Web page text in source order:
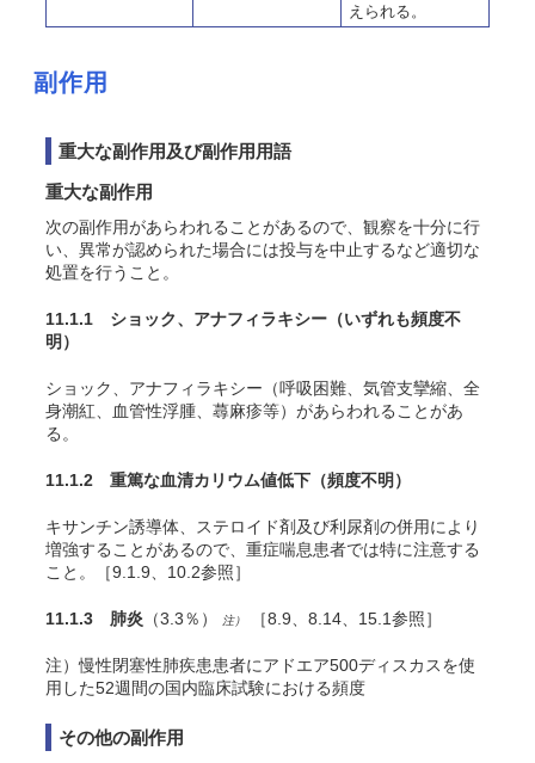
えられる。
副作用
重大な副作用及び副作用用語
重大な副作用
次の副作用があらわれることがあるので、観察を十分に行
い、異常が認められた場合には投与を中止するなど適切な
処置を行うこと。
11.1.1 ショック、アナフィラキシー （いずれも頻度不
明）
ショック、アナフィラキシー（呼吸困難、気管支攣縮、全
身潮紅、血管性浮腫、蕁麻疹等）があらわれることがあ
る。
11.1.2 重篤な血清カリウム値低下 （頻度不明）
キサンチン誘導体、ステロイド剤及び利尿剤の併用により
増強することがあるので、重症喘息患者では特に注意する
こと。［9.1.9、10.2参照］
11.1.3 肺炎 （3.3％） 注） ［8.9、8.14、15.1参照］
注）慢性閉塞性肺疾患患者にアドエア500ディスカスを使
用した52週間の国内臨床試験における頻度
その他の副作用